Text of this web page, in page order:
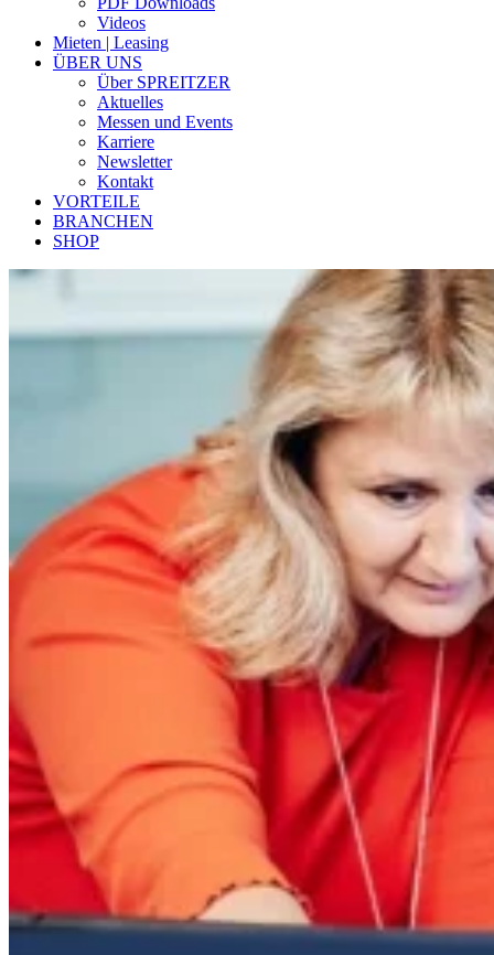
Videos
Mieten | Leasing
ÜBER UNS
Über SPREITZER
Aktuelles
Messen und Events
Karriere
Newsletter
Kontakt
VORTEILE
BRANCHEN
SHOP